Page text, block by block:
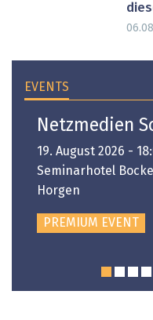
EVENTS
Netzmedien
19. August 2026 -
Seminarhotel
Horgen
PREMIUM EVENT